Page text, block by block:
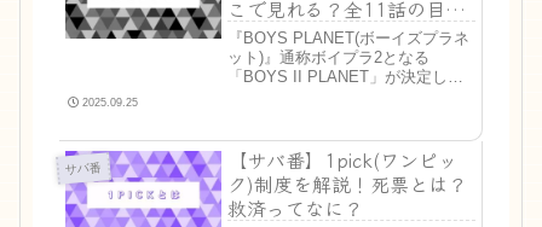
こで見れる？全11話の目次
も
『BOYS PLANET(ボーイズプラネ
ット)』通称ボイプラ2となる
「BOYS II PLANET」が決定しま
ディション番組で...
2025.09.25
サバ番
【サバ番】1pick(ワンピッ
ク)制度を解説！死票とは？
救済ってなに？